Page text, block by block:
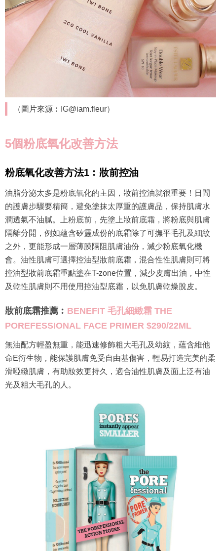
（圖片來源︰IG@iam.fleur）
5個粉底氧化改善方法
粉底氧化改善方法1︰妝前控油
油脂分泌太多是粉底氧化的主因，妝前控油就很重要！日間
的護膚步驟要精簡，避免塗抹太厚重的護膚品，保持肌膚水
潤透氣不油膩。上粉底前，先塗上妝前底霜，將粉底與肌膚
隔離分開，例如蘊含矽靈成份的底霜除了可撫平毛孔及細紋
之外，更能形成一層薄膜隔阻肌膚油份，減少粉底氧化機
會。油性肌膚可選擇控油型妝前底霜，混合性性肌膚則可將
控油型妝前底霜重點塗在T-zone位置，減少皮膚出油，中性
及乾性肌膚則不用使用控油型底霜，以免肌膚乾燥脫皮。
妝前底霜推薦︰ BENEFIT 毛孔細緻霜 THE
POREFESSIONAL FACE PRIMER $290/22ML
無油配方輕盈無重，能迅速修飾粗大毛孔及幼紋，蘊含維他
命E衍生物，能保護肌膚免受自由基傷害，輕易打造完美的柔
滑啞緻肌膚，有助妝效更持久，適合油性肌膚及面上泛有油
光及粗大毛孔的人。